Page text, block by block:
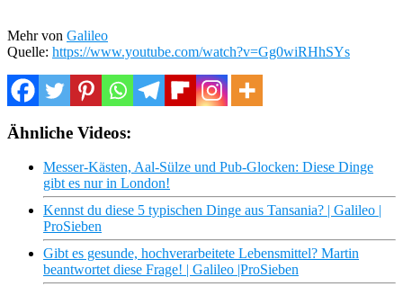
Mehr von Galileo
Quelle: https://www.youtube.com/watch?v=Gg0wiRHhSYs
Ähnliche Videos:
Messer-Kästen, Aal-Sülze und Pub-Glocken: Diese Dinge
gibt es nur in London!
Kennst du diese 5 typischen Dinge aus Tansania? | Galileo |
ProSieben
Gibt es gesunde, hochverarbeitete Lebensmittel? Martin
beantwortet diese Frage! | Galileo |ProSieben